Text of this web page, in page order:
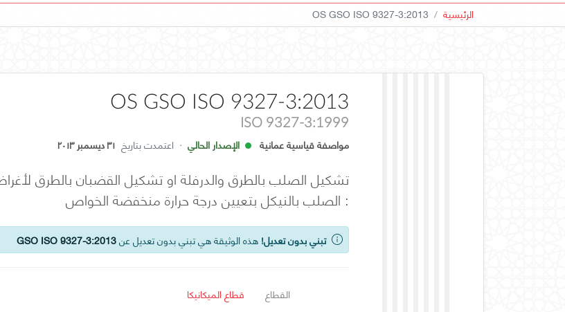
الرئيسية OS GSO ISO 9327-3:2013
OS GSO ISO 9327-3:2013
ISO 9327-3:1999
مواصفة قياسية عمانية الإصدار الحالي · اعتمدت بتاريخ ٣١ ديسمبر ٢٠١٣
تشكيل الصلب بالطرق والدرفلة او تشكيل القضبان بالطرق
: الصلب بالنيكل بتعيين درجة حرارة منخفضة الخواص
تبني بدون تعديل! هذه الوثيقة هي تبني بدون تعديل عنGSO ISO 9327-3:2013
القطاع
قطاع الميكانيكا